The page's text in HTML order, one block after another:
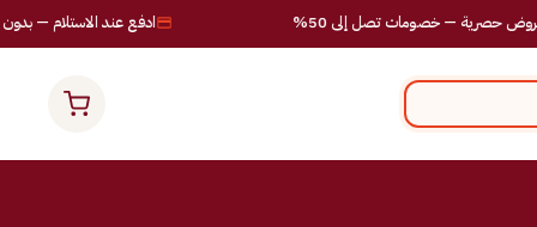
ادفع عند الاستلام — بدون مخاطر خصومات تصل إلى 50%